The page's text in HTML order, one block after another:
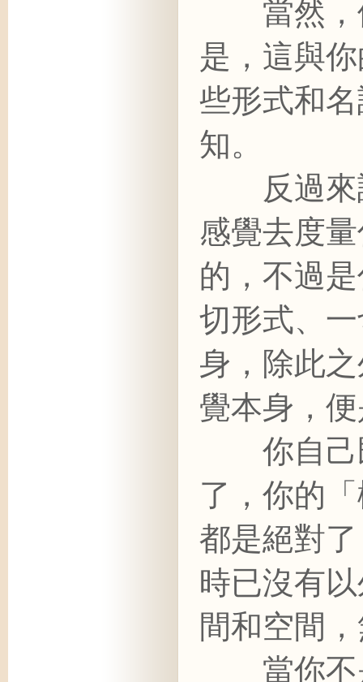
當然，
是，這與
些形式和
知。
反過來
感覺去度
的，不過
切形式、
身，除此
覺本身，
你自己
了，你的
都是絕對
時已沒有
間和空間
當你不